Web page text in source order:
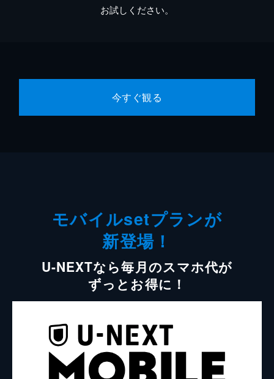
お試しください。
今すぐ観る
モバイルsetプランが
新登場！
U-NEXTなら毎月のスマホ代が
ずっとお得に！